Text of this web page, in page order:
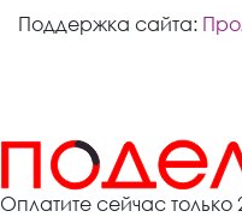
Поддержка сайта:
Оплатите сейчас только